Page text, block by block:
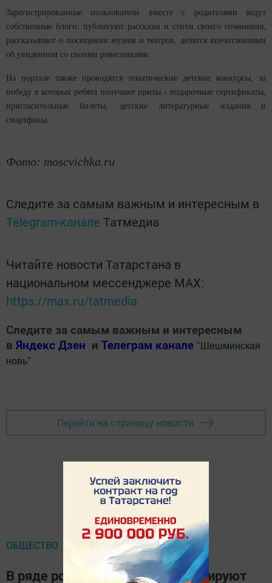
Зарегистрированные пользователи вместе с родителями ведут
собственные блоги: публикуют рассказы и стихи своего сочинения,
рассказывают о посещении музеев и театров, делятся впечатлениями
об увиденном со своими ровесниками.
На портале также проводятся тематические детские конкурсы, за
победу в которых ребята получают призы - подарочные сертификаты,
пригласительные билеты, детские литературные издания и
смартфоны.
Фото: moscvichka.ru
Следите за самым важным и интересным в
Telegram-канале Татмедиа
Читайте новости Татарстана в
национальном мессенджере MАХ:
https://max.ru/tatmedia
Следите за самым важным и интересным
в Яндекс Дзен и Телеграм канале " Шешминская
новь"
Перейти на страницу новости
ОБЩЕСТВО
В ряде российских вузов ликвидируют